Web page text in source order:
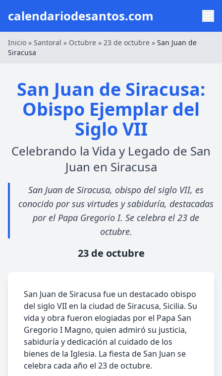
calendariodesantos.com
Inicio » Santoral » Octubre » 23 de octubre » San Juan de
Siracusa
San Juan de Siracusa:
Obispo Ejemplar del
Siglo VII
Celebrando la Vida y Legado de San
Juan en Siracusa
San Juan de Siracusa, obispo del siglo VII, es
conocido por sus virtudes y sabiduría, destacadas
por el Papa Gregorio I. Se celebra el 23 de
octubre.
23 de octubre
San Juan de Siracusa fue un destacado obispo
del siglo VII en la ciudad de Siracusa, Sicilia. Su
vida y obra fueron elogiadas por el Papa San
Gregorio I Magno, quien admiró su justicia,
sabiduría y dedicación al cuidado de los
bienes de la Iglesia. La fiesta de San Juan se
celebra cada año el 23 de octubre.